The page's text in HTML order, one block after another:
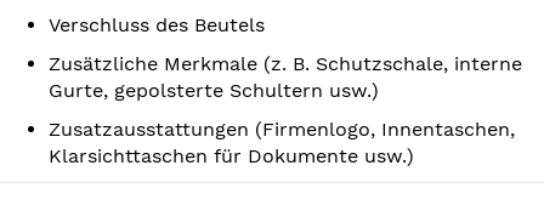
Verschluss des Beutels
Zusätzliche Merkmale (z. B. Schutzschale, interne
Gurte, gepolsterte Schultern usw.)
Zusatzausstattungen (Firmenlogo, Innentaschen,
Klarsichttaschen für Dokumente usw.)